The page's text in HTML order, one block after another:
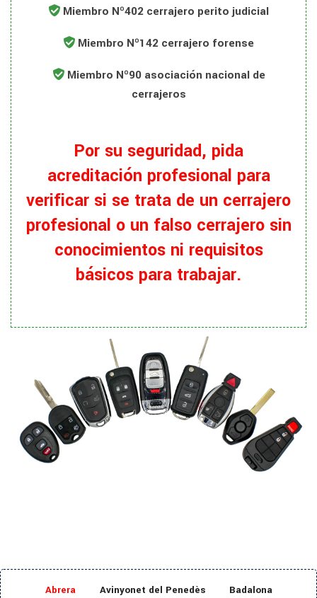
Miembro Nº402 cerrajero perito judicial
Miembro Nº142 cerrajero forense
Miembro Nº90 asociación nacional de
cerrajeros
Por su seguridad, pida
acreditación profesional para
verificar si se trata de un cerrajero
profesional o un falso cerrajero sin
conocimientos ni requisitos
básicos para trabajar.
Abrera Avinyonet del Penedès Badalona